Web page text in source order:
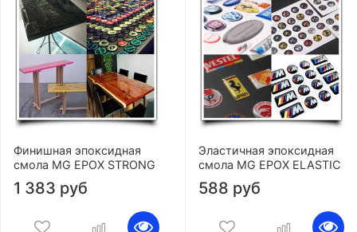
Финишная эпоксидная
смола MG EPOX STRONG
1 383 руб
Эластичная эпоксидная
смола MG EPOX ELASTIC
588 руб